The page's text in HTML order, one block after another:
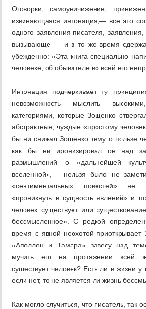
Оговорки, самоуничижение,
извиняющаяся интонация,— все это
одного заявления писателя,
вызывающе — и в то же время
убежденно: «Эта книга специально
человеке, об обывателе во всей его
Интонация подчеркивает ту
невозможность мыслить
категориями, которые Зощенко
абстрактные, чуждые «простому
бы ни снижал Зощенко тему о пользе
как бы ни иронизировал он над
размышлений о «дальнейшей
вселенной»,— нельзя было не
«сентиментальных повестей» не
«проникнуть в сущность явлений» и
человек существует или
бессмысленное». С редкой
время с явной неохотой приоткрывает
«Аполлон и Тамара» завесу над
мучить его на протяжении всей
существует человек? Есть ли в жизни у
если нет, то не является ли жизнь
Как могло случиться, что писатель, так